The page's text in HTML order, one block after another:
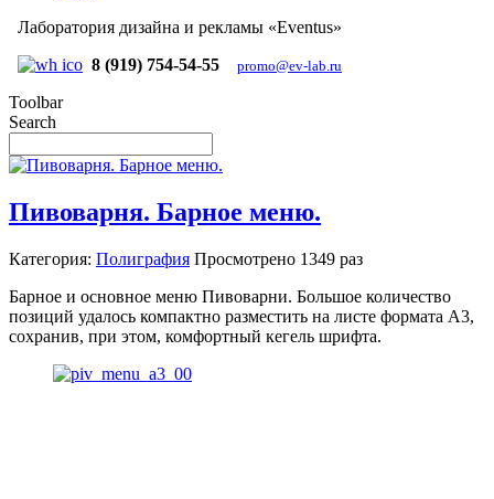
Лаборатория дизайна и рекламы «Eventus»
8 (919) 754-54-55
promo@ev-lab.ru
Toolbar
Search
Пивоварня. Барное меню.
Категория: Полиграфия Просмотрено 1349 раз
Барное и основное меню Пивоварни. Большое количество
позиций удалось компактно разместить на листе формата А3,
сохранив, при этом, комфортный кегель шрифта.